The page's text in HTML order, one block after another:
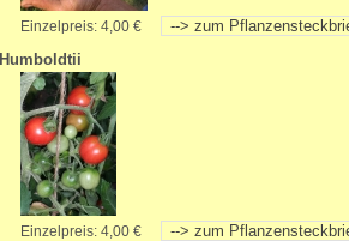
Einzelpreis: 4,00 €
Humboldtii
Einzelpreis: 4,00 €